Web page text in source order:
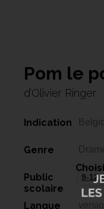
Pom le
d’Olivier Ringer
Indication
Genre
Public
scolaire
9-12
Langue